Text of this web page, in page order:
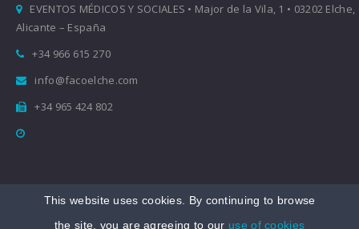
EVENTOS MÉDICOS Y SOCIALES • Major de la Vila, 1 • 03202 Elche,
Alicante – España
+34 966 615 270
info@facoelche.com
+34 965 424 802
Copyright © 2008-2026 FacoElche
This website uses cookies. By continuing to browse
the site, you are agreeing to our use of cookies